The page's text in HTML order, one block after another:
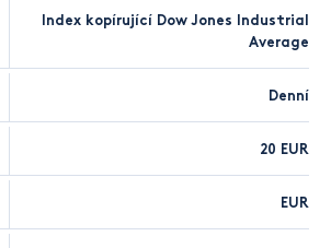
Index kopírující Dow Jones Industrial
Average
Denní
20 EUR
EUR